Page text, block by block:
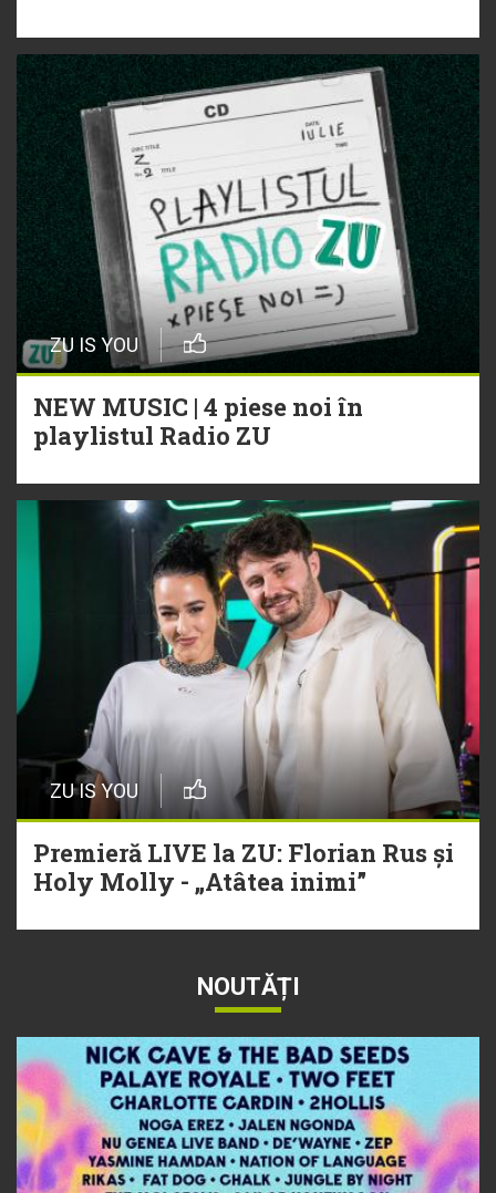
ZU IS YOU
NEW MUSIC | 4 piese noi în
playlistul Radio ZU
ZU IS YOU
Premieră LIVE la ZU: Florian Rus și
Holy Molly - „Atâtea inimi”
NOUTĂȚI